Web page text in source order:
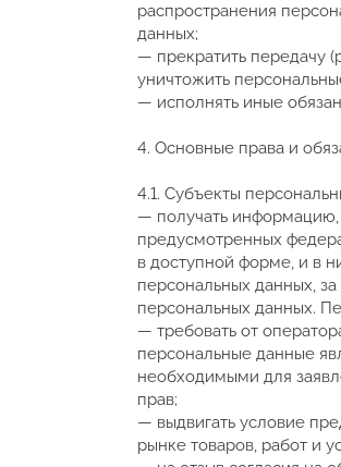
распространения
данных;
— прекратить передачу
уничтожить
— исполнять иные
4. Основные права и
4.1. Субъекты
— получать информацию,
предусмотренных
в доступной форме, и в
персональных данных,
персональных данных.
— требовать от
персональные данные
необходимыми для
прав;
— выдвигать условие
рынке товаров, работ и